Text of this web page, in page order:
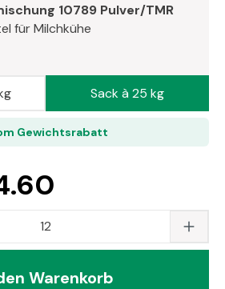
10789 Pulver/TMR
für Milchkühe
Gewichtsrabatt
Sack à 25 kg
Gib den gewünschten
Warenkorb